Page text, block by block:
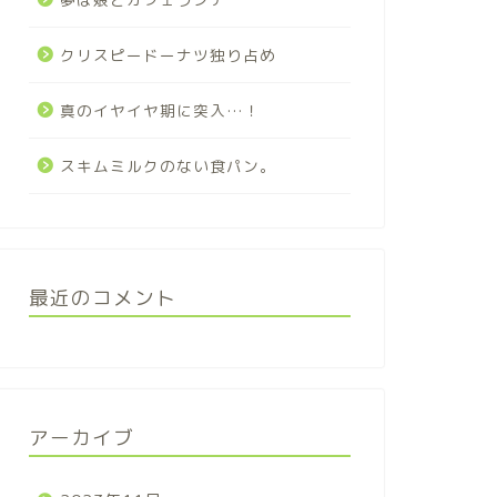
クリスピードーナツ独り占め
真のイヤイヤ期に突入…！
スキムミルクのない食パン。
最近のコメント
アーカイブ